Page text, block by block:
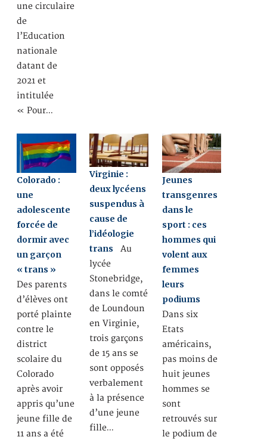
une circulaire
de
l’Education
nationale
datant de
2021 et
intitulée
« Pour…
Colorado :
une
adolescente
forcée de
dormir avec
un garçon
« trans »
Des parents
d’élèves ont
porté plainte
contre le
district
scolaire du
Colorado
après avoir
appris qu’une
jeune fille de
11 ans a été
Virginie :
deux lycéens
suspendus à
cause de
l’idéologie
trans Au
lycée
Stonebridge,
dans le comté
de Loundoun
en Virginie,
trois garçons
de 15 ans se
sont opposés
verbalement
à la présence
d’une jeune
fille…
Jeunes
transgenres
dans le
sport : ces
hommes qui
volent aux
femmes
leurs
podiums
Dans six
Etats
américains,
pas moins de
huit jeunes
hommes se
sont
retrouvés sur
le podium de